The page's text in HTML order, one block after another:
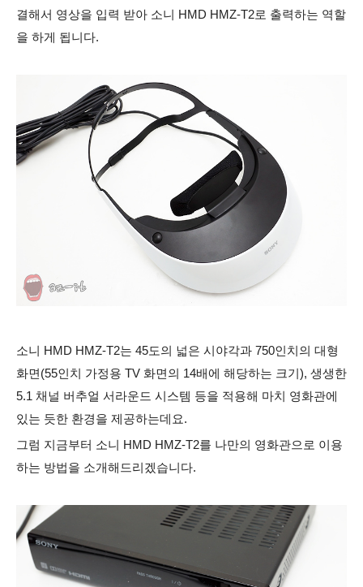
결해서 영상을 입력 받아 소니 HMD HMZ-T2로 출력하는 역할
을 하게 됩니다.
소니 HMD HMZ-T2는 45도의 넓은 시야각과 750인치의 대형
화면(55인치 가정용 TV 화면의 14배에 해당하는 크기), 생생한
5.1 채널 버추얼 서라운드 시스템 등을 적용해 마치 영화관에
있는 듯한 환경을 제공하는데요.
그럼 지금부터 소니 HMD HMZ-T2를 나만의 영화관으로 이용
하는 방법을 소개해드리겠습니다.